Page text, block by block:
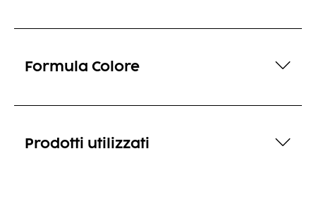
Formula Colore
Prodotti utilizzati